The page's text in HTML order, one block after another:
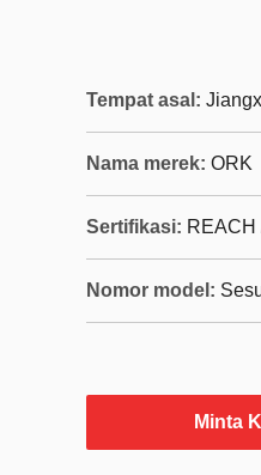
Tempat asal:
Nama merek: ORK
Sertifikasi: REACH
Nomor model:
Minta